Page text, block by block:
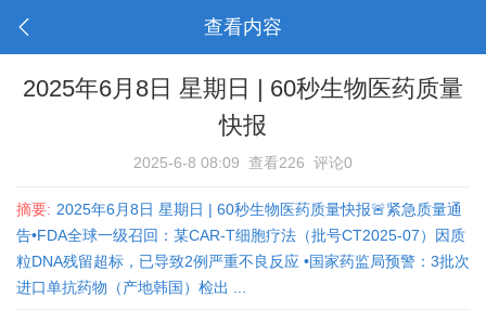
查看内容
2025年6月8日 星期日 | 60秒生物医药质量
快报
2025-6-8 08:09 查看226 评论0
摘要: 2025年6月8日 星期日 | 60秒生物医药质量快报🚨紧急质量通
告•FDA全球一级召回：某CAR-T细胞疗法（批号CT2025-07）因质
粒DNA残留超标，已导致2例严重不良反应 •国家药监局预警：3批次
进口单抗药物（产地韩国）检出 ...